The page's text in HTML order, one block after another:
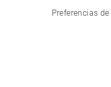
Preferencias